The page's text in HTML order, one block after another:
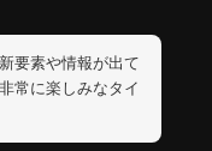
要素や情報が出て
常に楽しみなタイ